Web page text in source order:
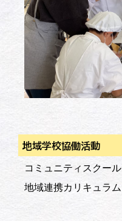
地域学校協働活動
コミュニティスクール
地域連携カリキュラム